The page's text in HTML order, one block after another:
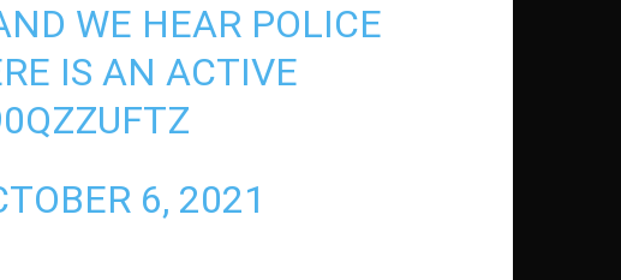
WE HEAR POLICE
IS AN ACTIVE
6, 2021